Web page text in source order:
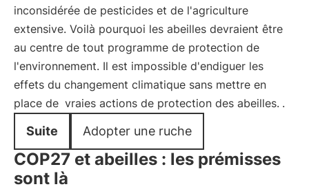
inconsidérée de pesticides et de l'agriculture
extensive. Voilà pourquoi les abeilles devraient être
au centre de tout programme de protection de
l'environnement. Il est impossible d'endiguer les
effets du changement climatique sans mettre en
place de vraies actions de protection des abeilles. .
Suite Adopter une ruche
COP27 et abeilles : les prémisses
sont là